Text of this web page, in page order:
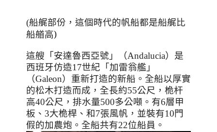
(船艉部份 ，這個時代的帆船都是船艉比
船艏高)
這艘「安達魯西亞號」（Andalucia）是
西班牙仿造17世紀「加雷翁艦」
（Galeon）重新打造的新船。全船以厚實
的松木打造而成，全長約55公尺，桅杆
高40公尺，排水量500多公噸。有6層甲
板、 3大桅桿、和7張風帆，並裝有10門
假的加農炮。全船共有22位船員。